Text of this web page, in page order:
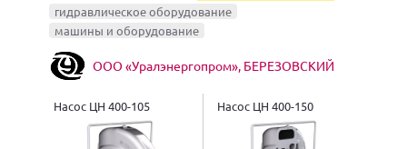
гидравлическое оборудование
машины и оборудование
ООО «Уралэнергопром», БЕРЕЗОВСКИЙ
Насос ЦН 400-105 Насос ЦН 400-150